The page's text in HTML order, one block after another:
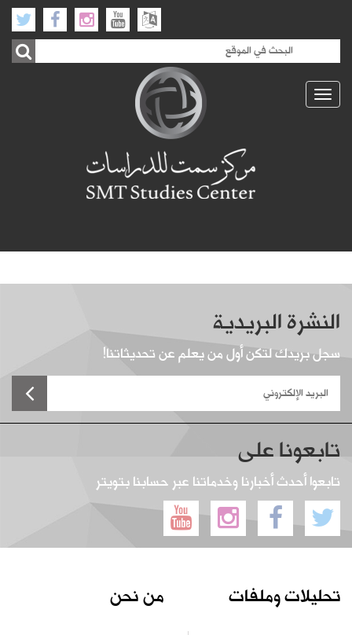
Toggle
navigation
النشرة البريدية
سجل بريدك لتكن أول من يعلم عن تحديثاتنا!
تابعونا على
تابعوا أحدث أخبارنا وخدماتنا عبر حسابنا بتويتر
تحليلات وملفات من نحن